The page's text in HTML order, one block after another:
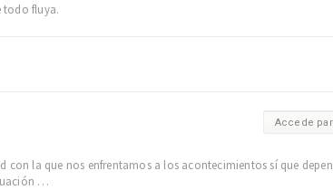
todo fluya.
Accede
la que nos enfrentamos a los acontecimientos sí que
…